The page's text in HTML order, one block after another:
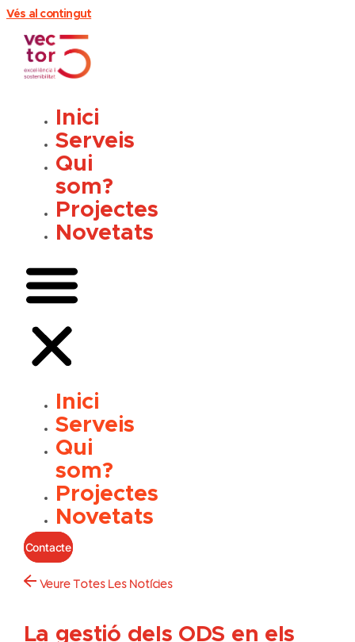
Vés al contingut
Inici
Serveis
Qui
som?
Projectes
Novetats
Inici
Serveis
Qui
som?
Projectes
Novetats
Contacte
Veure Totes Les Notícies
La gestió dels ODS en els